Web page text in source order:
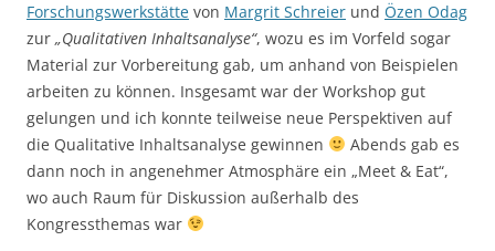
Forschungswerkstätte von Margrit Schreier und Özen Odag
zur „Qualitativen Inhaltsanalyse“, wozu es im Vorfeld sogar
Material zur Vorbereitung gab, um anhand von Beispielen
arbeiten zu können. Insgesamt war der Workshop gut
gelungen und ich konnte teilweise neue Perspektiven auf
die Qualitative Inhaltsanalyse gewinnen
Abends gab es
dann noch in angenehmer Atmosphäre ein „Meet & Eat“,
wo auch Raum für Diskussion außerhalb des
Kongressthemas war